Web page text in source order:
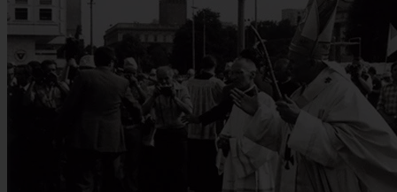
History • Tours • 4 min. czytania
Jan Paweł II w Warszawie: Msza 1979 i najważniejsze miejsca